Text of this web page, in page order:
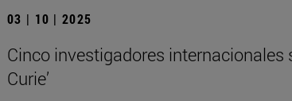
03 | 10 | 2025
Cinco investigadores internacionales
Curie’